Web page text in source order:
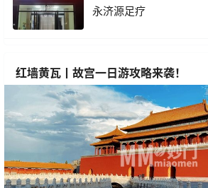
永济源足疗
红墙黄瓦丨故宫一日游攻略来袭！